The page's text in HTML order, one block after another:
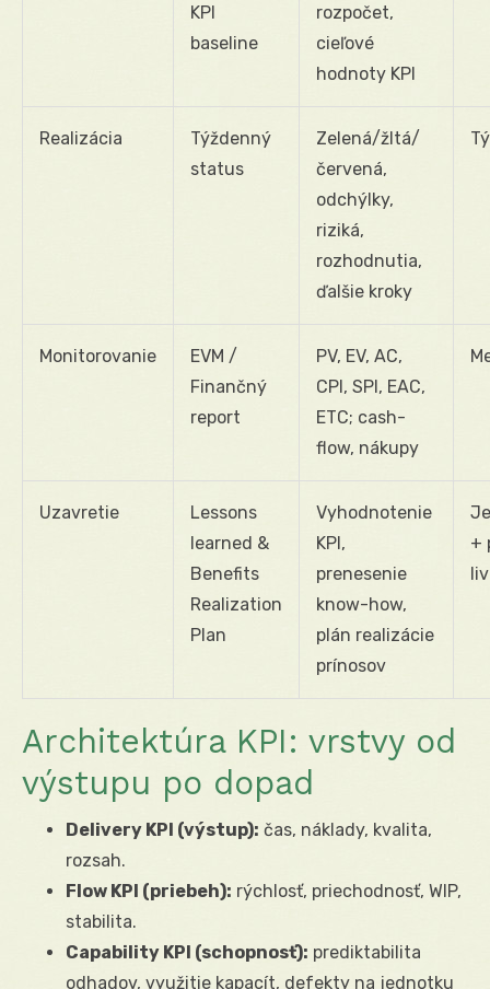
KPI
baseline
rozpočet,
cieľové
hodnoty KPI
Realizácia
Týždenný
status
Zelená/žltá/
červená,
odchýlky,
riziká,
rozhodnutia,
ďalšie kroky
Monitorovanie
EVM /
Finančný
report
PV, EV, AC,
CPI, SPI, EAC,
ETC; cash-
flow, nákupy
Uzavretie
Lessons
learned &
Benefits
Realization
Plan
Vyhodnotenie
KPI,
prenesenie
know-how,
plán realizácie
prínosov
+
Architektúra KPI: vrstvy od
výstupu po dopad
Delivery KPI (výstup): čas, náklady, kvalita,
rozsah.
Flow KPI (priebeh): rýchlosť, priechodnosť, WIP,
stabilita.
Capability KPI (schopnosť): prediktabilita
odhadov, využitie kapacít, defekty na jednotku